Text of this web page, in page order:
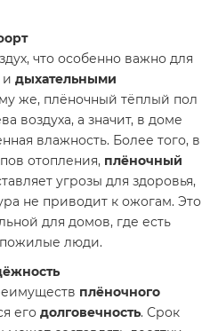
что особенно важно для
и дыхательными
же, плёночный тёплый пол
воздуха, а значит, в доме
влажность. Более того, в
отопления, плёночный
угрозы для здоровья,
не приводит к ожогам. Это
для домов, где есть
люди.
плёночного
его долговечность. Срок